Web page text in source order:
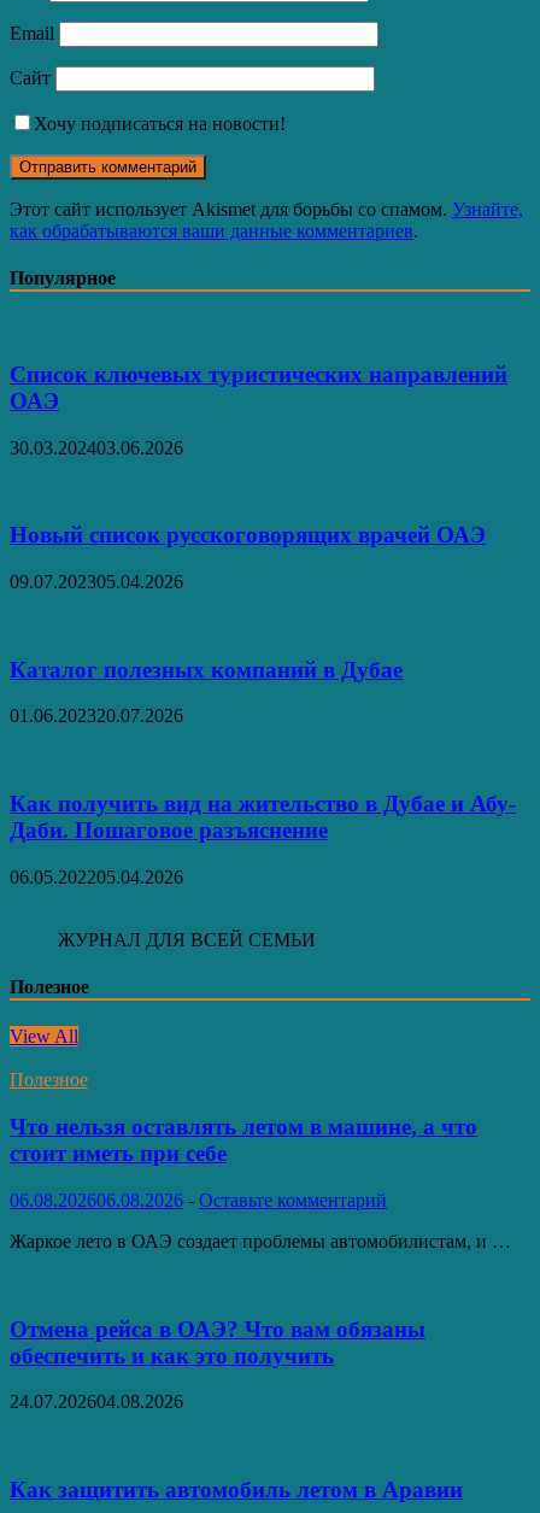
Email
Сайт
Хочу подписаться на новости!
Этот сайт использует Akismet для борьбы со спамом. Узнайте,
как обрабатываются ваши данные комментариев.
Популярное
Список ключевых туристических направлений
ОАЭ
30.03.202403.06.2026
Новый список русскоговорящих врачей ОАЭ
09.07.202305.04.2026
Каталог полезных компаний в Дубае
01.06.202320.07.2026
Как получить вид на жительство в Дубае и Абу-
Даби. Пошаговое разъяснение
06.05.202205.04.2026
ЖУРНАЛ ДЛЯ ВСЕЙ СЕМЬИ
Полезное
View All
Полезное
Что нельзя оставлять летом в машине, а что
стоит иметь при себе
06.08.202606.08.2026 - Оставьте комментарий
Жаркое лето в ОАЭ создает проблемы автомобилистам, и …
Отмена рейса в ОАЭ? Что вам обязаны
обеспечить и как это получить
24.07.202604.08.2026
Как защитить автомобиль летом в Аравии